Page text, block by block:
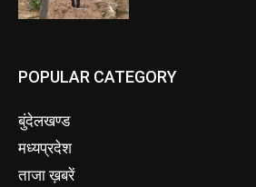
POPULAR CATEGORY
बुंदेलखण्ड
मध्यप्रदेश
ताजा ख़बरें